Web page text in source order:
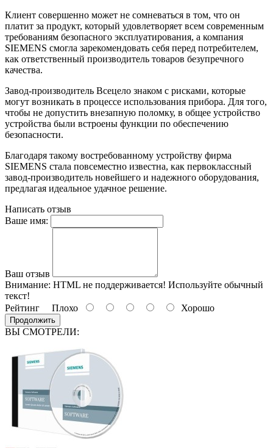
Клиент совершенно может не сомневаться в том, что он
платит за продукт, который удовлетворяет всем современным
требованиям безопасного эксплуатирования, а компания
SIEMENS смогла зарекомендовать себя перед потребителем,
как ответственный производитель товаров безупречного
качества.
Завод-производитель Всецело знаком с рисками, которые
могут возникать в процессе использования прибора. Для того,
чтобы не допустить внезапную поломку, в общее устройство
устройства были встроены функции по обеспечению
безопасности.
Благодаря такому востребованному устройству фирма
SIEMENS стала повсеместно известна, как первоклассный
завод-производитель новейшего и надежного оборудования,
предлагая идеальное удачное решение.
Написать отзыв
Ваше имя:
Ваш отзыв
Внимание: HTML не поддерживается! Используйте обычный
текст!
Рейтинг Плохо Хорошо
Продолжить
ВЫ СМОТРЕЛИ: